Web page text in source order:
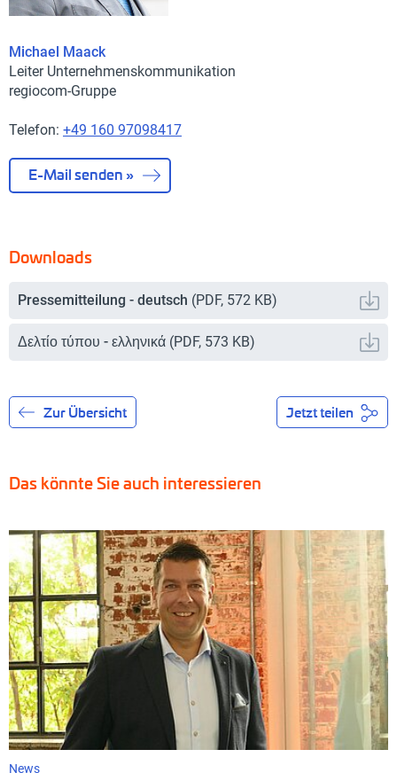
Michael Maack
Leiter Unternehmenskommunikation
regiocom-Gruppe
Telefon: +49 160 97098417
E-Mail senden »
Downloads
Pressemitteilung - deutsch (PDF, 572 KB)
Δελτίο τύπου - ελληνικά (PDF, 573 KB)
Zur Übersicht Jetzt teilen
Das könnte Sie auch interessieren
News